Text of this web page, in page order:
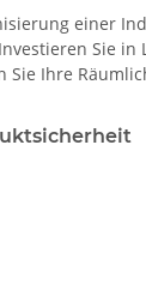
einer
Sie
Sie Ihre